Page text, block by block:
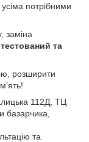
потрібними
заміна
та
розширити
112Д, ТЦ
базарчика,
та